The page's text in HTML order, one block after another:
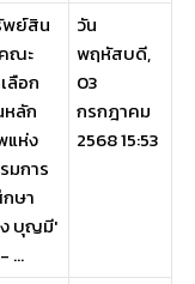
พย์สิน
ณะ
ลือก
ลัก
แห่ง
การ
ษา
บุญมี'
...
วัน
พฤหัสบดี,
03
กรกฎาคม
2568 15:53